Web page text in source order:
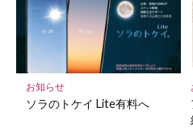
お知らせ
ソラのトケイ Lite有料へ